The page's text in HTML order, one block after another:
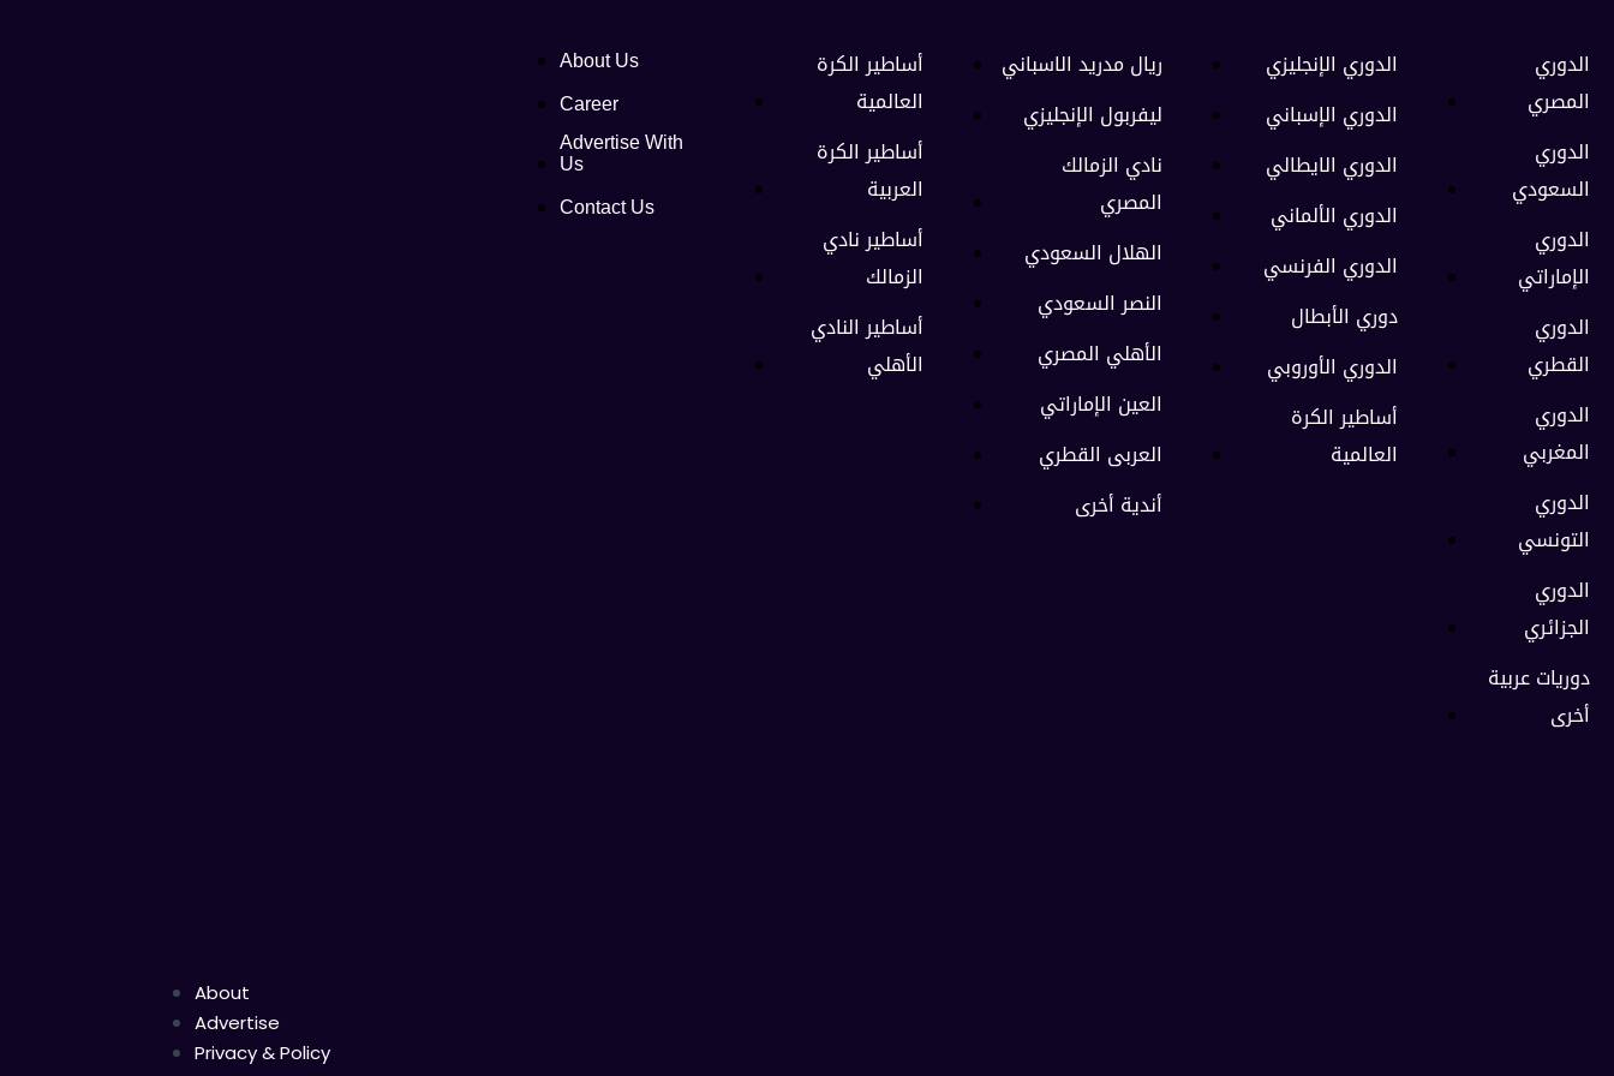
About Us
Career
Advertise With
Us
Contact Us
أساطير الكرة
العالمية
أساطير الكرة
العربية
أساطير نادي
الزمالك
أساطير النادي
الأهلي
ريال مدريد الاسباني
ليفربول الإنجليزي
نادي الزمالك
المصري
الهلال السعودي
النصر السعودي
الأهلي المصري
العين الإماراتي
العربى القطري
أندية أخرى
الدوري الإنجليزي
الدوري الإسباني
الدوري الايطالي
الدوري الألماني
الدوري الفرنسي
دوري الأبطال
الدوري الأوروبي
أساطير الكرة
العالمية
الدوري
المصري
الدوري
السعودي
الدوري
الإماراتي
الدوري
القطري
الدوري
المغربي
الدوري
التونسي
الدوري
الجزائري
دوريات عربية
أخرى
About
Advertise
Privacy & Policy